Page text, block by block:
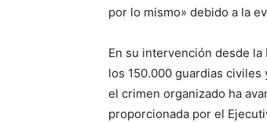
por lo mismo» debido a la
En su intervención desde
los 150.000 guardias
el crimen organizado ha
proporcionada por el